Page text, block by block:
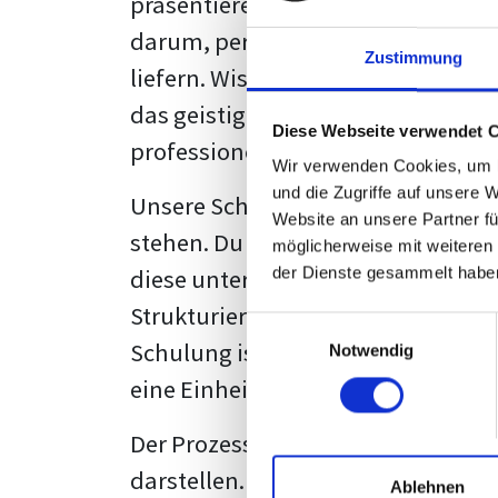
Zustimmung
Diese Webseite verwendet
Wir verwenden Cookies,
und die Zugriffe auf unsere
Website an unsere Partner
möglicherweise mit
der Dienste gesammelt
Notwendig
Ablehnen
darum, persönliche Meinungen
liefern. Wissenschaftliche Texte,
das geistige Eigentum des
professionell zu kommunizieren.
Unsere Schulung wurde mit Blick
stehen. Du wirst nicht nur
diese unter Zuhilfenahme von
Strukturierung ist ebenso
Schulung ist so konzipiert, dass
eine Einheitslösung zu bieten.
Der Prozess des
darstellen. Jedoch, ausgestattet